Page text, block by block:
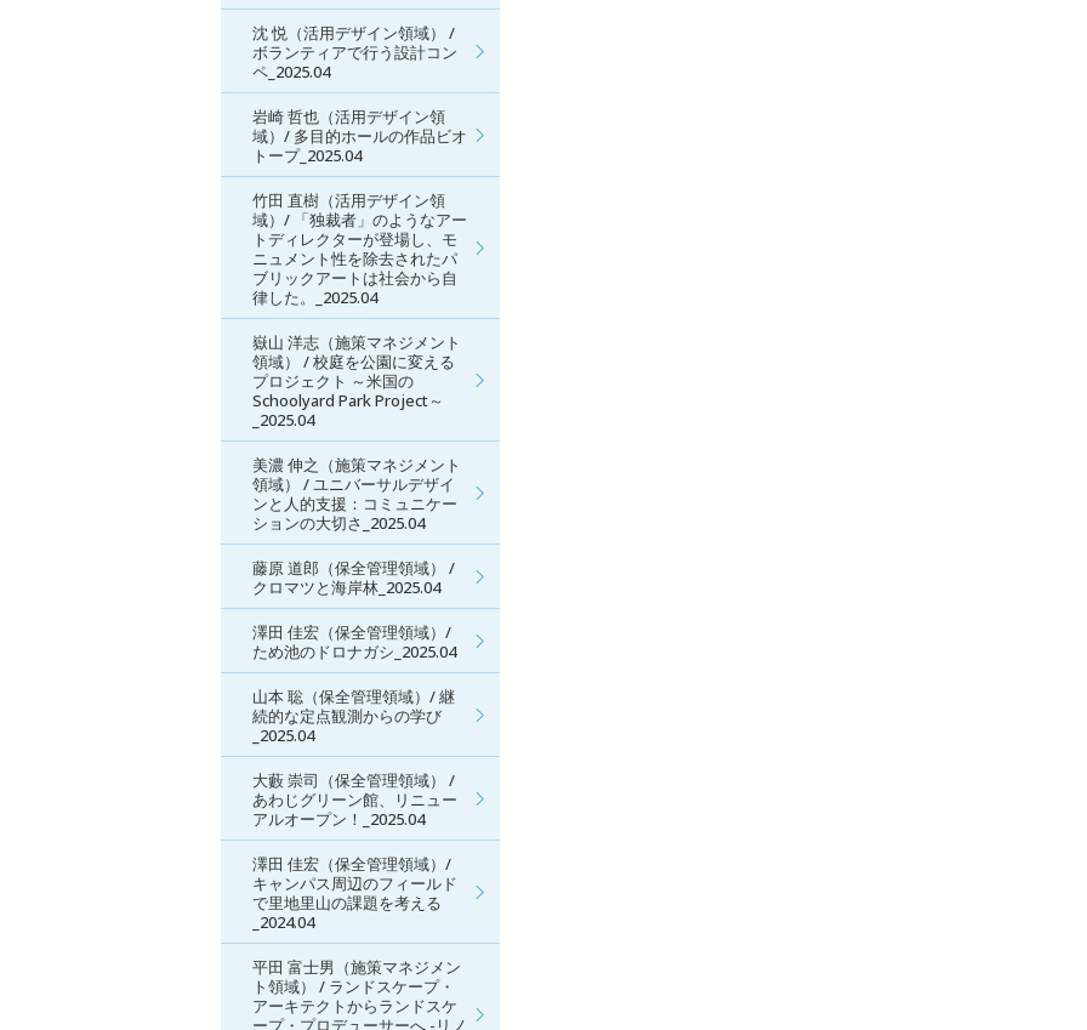
沈 悦（活用デザイン領域） /
ボランティアで行う設計コン
ペ_2025.04
岩崎 哲也（活用デザイン領
域）/ 多目的ホールの作品ビオ
トープ_2025.04
竹田 直樹（活用デザイン領
域）/ 「独裁者」のようなアー
トディレクターが登場し、モ
ニュメント性を除去されたパ
ブリックアートは社会から自
律した。_2025.04
嶽山 洋志（施策マネジメント
領域） / 校庭を公園に変える
プロジェクト ～米国の
Schoolyard Park Project～
_2025.04
美濃 伸之（施策マネジメント
領域） / ユニバーサルデザイ
ンと人的支援：コミュニケー
ションの大切さ_2025.04
藤原 道郎（保全管理領域） /
クロマツと海岸林_2025.04
澤田 佳宏（保全管理領域）/
ため池のドロナガシ_2025.04
山本 聡（保全管理領域）/ 継
続的な定点観測からの学び
_2025.04
大藪 崇司（保全管理領域） /
あわじグリーン館、リニュー
アルオープン！_2025.04
澤田 佳宏（保全管理領域）/
キャンパス周辺のフィールド
で里地里山の課題を考える
_2024.04
平田 富士男（施策マネジメン
ト領域） / ランドスケープ・
アーキテクトからランドスケ
ープ・プロデューサーへ -リノ